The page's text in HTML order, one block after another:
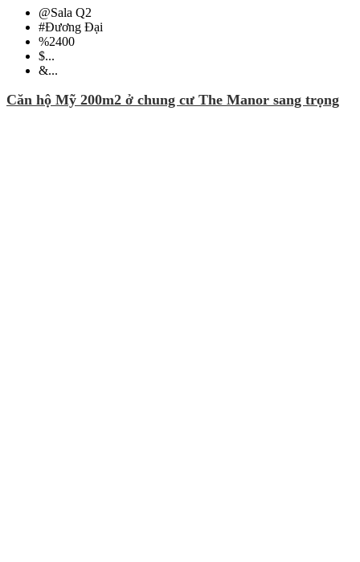
@Sala Q2
#Đương Đại
%2400
$...
&...
Căn hộ Mỹ 200m2 ở chung cư The Manor sang trọng